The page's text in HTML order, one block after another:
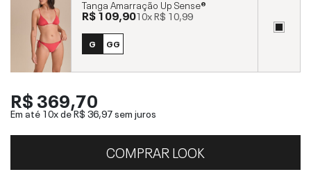
Tanga Amarração Up Sense®
R$ 109,9010xR$ 10,99
G GG
R$ 369,70
Em até 10x deR$ 36,97sem juros
COMPRAR LOOK